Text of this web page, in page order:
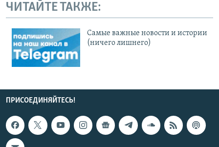
ЧИТАЙТЕ ТАКЖЕ:
Cамые важные новости и истории
(ничего лишнего)
ПРИСОЕДИНЯЙТЕСЬ!